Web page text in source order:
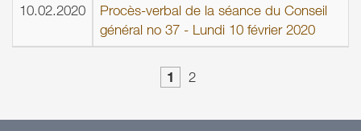
10.02.2020
Procès-verbal de la séance du Conseil
général no 37 - Lundi 10 février 2020
1 2